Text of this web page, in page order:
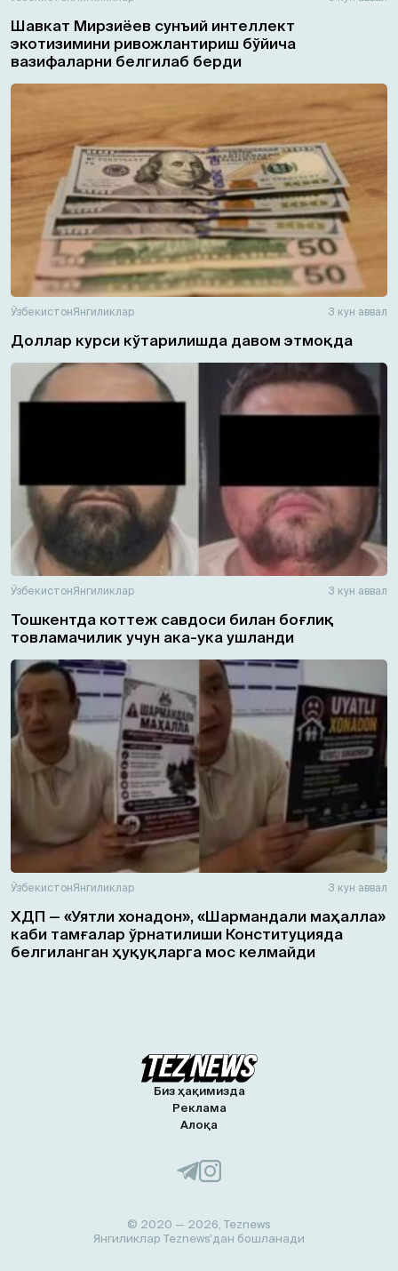
Шавкат Мирзиёев сунъий интеллект
экотизимини ривожлантириш бўйича
вазифаларни белгилаб берди
ЎзбекистонЯнгиликлар 3 кун аввал
Доллар курси кўтарилишда давом этмоқда
ЎзбекистонЯнгиликлар 3 кун аввал
Тошкентда коттеж савдоси билан боғлиқ
товламачилик учун ака-ука ушланди
ЎзбекистонЯнгиликлар 3 кун аввал
ХДП — «Уятли хонадон», «Шармандали маҳалла»
каби тамғалар ўрнатилиши Конституцияда
белгиланган ҳуқуқларга мос келмайди
Биз ҳақимизда
Реклама
Алоқа
© 2020 — 2026, Teznews
Янгиликлар Teznews’дан бошланади